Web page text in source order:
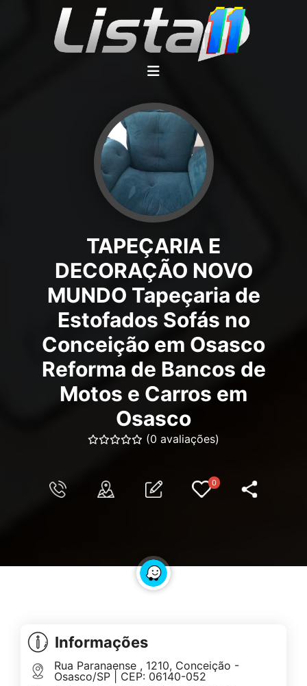
TAPEÇARIA E
DECORAÇÃO NOVO
MUNDO Tapeçaria de
Estofados Sofás no
Conceição em Osasco
Reforma de Bancos de
Motos e Carros em
Osasco
(0 avaliações)
0
Informações
Rua Paranaense , 1210, Conceição -
Osasco/SP | CEP: 06140-052